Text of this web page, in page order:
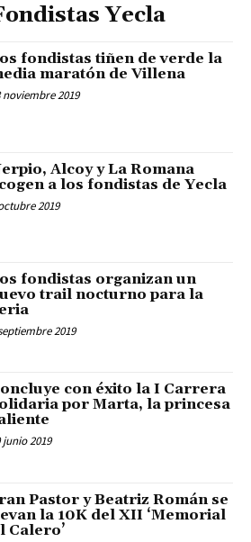
Yecla
fondistas tiñen de verde la
maratón de Villena
noviembre 2019
Alcoy y La Romana
a los fondistas de Yecla
2019
fondistas organizan un
trail nocturno para la
2019
con éxito la I Carrera
por Marta, la princesa
junio 2019
Pastor y Beatriz Román se
la 10K del XII ‘Memorial
Calero’